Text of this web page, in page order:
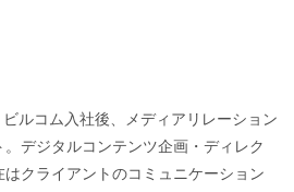
ルコム入社後、メディアリレーション
デジタルコンテンツ企画・ディレク
クライアントのコミュニケーション